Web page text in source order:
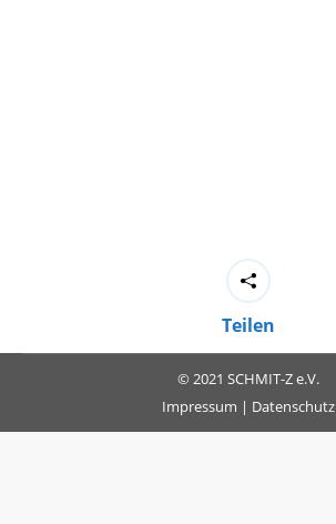
Teilen
© 2021 SCHMIT-Z e.V.
Impressum | Datenschutz